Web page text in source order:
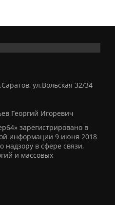
ул.Вольская 32/34
Георгий Игоревич
зарегистрировано в
информации 9 июня 2018
надзору в сфере связи,
и массовых